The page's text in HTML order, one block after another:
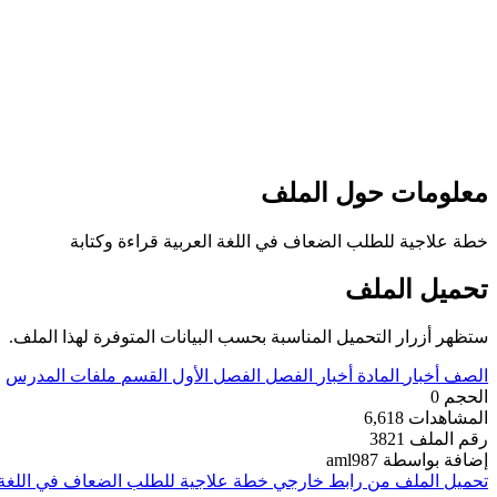
معلومات حول الملف
خطة علاجية للطلب الضعاف في اللغة العربية قراءة وكتابة
تحميل الملف
ستظهر أزرار التحميل المناسبة بحسب البيانات المتوفرة لهذا الملف.
الصف أخبار المادة أخبار الفصل الفصل الأول القسم ملفات المدرس
الحجم 0
المشاهدات 6,618
رقم الملف 3821
إضافة بواسطة aml987
تحميل الملف من رابط خارجي خطة علاجية للطلب الضعاف في اللغة